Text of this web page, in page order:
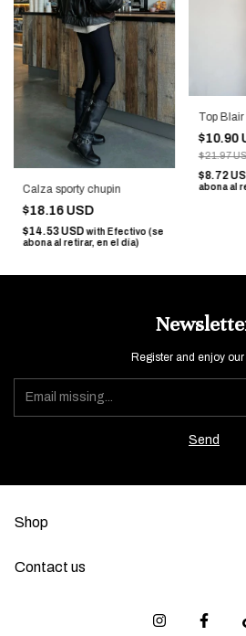
Calza sporty chupin
$18.16 USD
$14.53 USDwith Efectivo (se
abona al retirar, en el día)
Top Blair
$10.90
$21.97
$8.72
abona al
Register and enjoy our
Shop
Contact us